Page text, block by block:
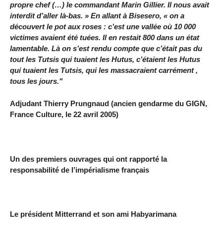
propre chef (…) le commandant Marin Gillier. Il nous avait
interdit d’aller là-bas. » En allant à Bisesero, « on a
découvert le pot aux roses : c’est une vallée où 10 000
victimes avaient été tuées. Il en restait 800 dans un état
lamentable. Là on s’est rendu compte que c’était pas du
tout les Tutsis qui tuaient les Hutus, c’étaient les Hutus
qui tuaient les Tutsis, qui les massacraient carrément ,
tous les jours."
Adjudant Thierry Prungnaud (ancien gendarme du GIGN,
France Culture, le 22 avril 2005)
Un des premiers ouvrages qui ont rapporté la
responsabilité de l’impérialisme français
Le président Mitterrand et son ami Habyarimana